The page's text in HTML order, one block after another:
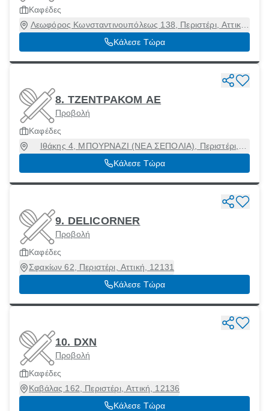
Καφέδες
Λεωφόρος Κωνσταντινουπόλεως 138, Περιστέρι, Αττική,
12133
Κάλεσε Τώρα
8. ΤΖΕΝΤΡΑΚΟΜ ΑΕ
Προβολή
Καφέδες
Ιθάκης 4, ΜΠΟΥΡΝΑΖΙ (ΝΕΑ ΣΕΠΟΛΙΑ), Περιστέρι,
Αττική, 12133
Κάλεσε Τώρα
9. DELICORNER
Προβολή
Καφέδες
Σφακίων 62, Περιστέρι, Αττική, 12131
Κάλεσε Τώρα
10. DXN
Προβολή
Καφέδες
Καβάλας 162, Περιστέρι, Αττική, 12136
Κάλεσε Τώρα